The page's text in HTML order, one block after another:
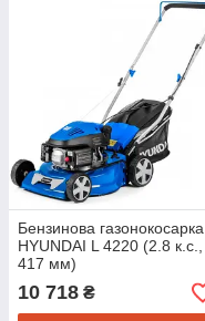
Бензинова газонокосарка
HYUNDAI L 4220 (2.8 к.с.,
417 мм)
10 718 ₴